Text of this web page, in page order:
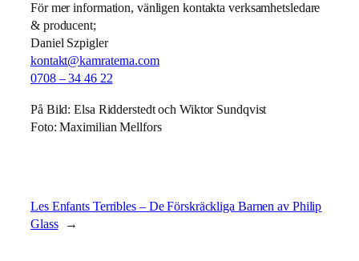
För mer information, vänligen kontakta verksamhetsledare
& producent;
Daniel Szpigler
kontakt@kamraterna.com
0708 – 34 46 22
På Bild: Elsa Ridderstedt och Wiktor Sundqvist
Foto: Maximilian Mellfors
Les Enfants Terribles – De Förskräckliga Barnen av Philip
Glass
→